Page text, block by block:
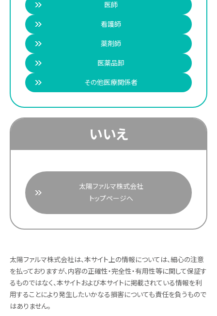
医師
看護師
薬剤師
医薬品卸
その他医療関係者
いいえ
太陽ファルマ株式会社
トップページへ
太陽ファルマ株式会社は、本サイト上の情報については、細心の注意
を払っておりますが、内容の正確性・完全性・有用性等に関して保証す
るものではなく、本サイトおよび本サイトに掲載されている情報を利
用することにより発生したいかなる損害についても責任を負うもので
はありません。